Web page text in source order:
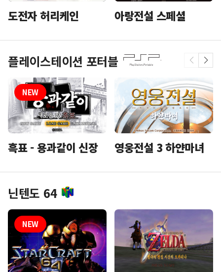
도전자 허리케인 아랑전설 스페셜
플레이스테이션 포터블
흑표 - 용과같이 신장 영웅전설 3 하얀마녀
닌텐도 64